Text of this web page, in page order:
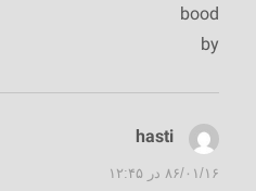
bood
by
hasti
۸۶/۰۱/۱۶ در ۱۲:۴۵